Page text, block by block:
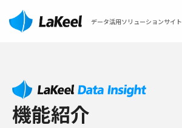
データ活用ソリューションサイト
機能紹介